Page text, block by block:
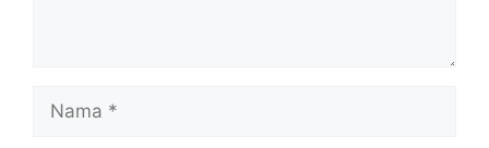
Nama